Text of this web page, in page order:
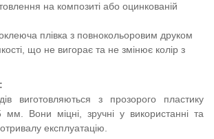
на композиті або оцинкованій
плівка з повнокольоровим друком
що не вигорає та не змінює колір з
виготовляються з прозорого пластику
Вони міцні, зручні у використанні та
експлуатацію.